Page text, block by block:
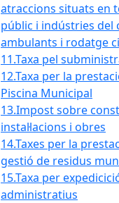
atraccions situats en
públic i indústries del
ambulants i rodatge
11.Taxa pel
12.Taxa per la
Piscina Municipal
13.Impost sobre
instal·lacions i obres
14.Taxes per la
gestió de residus
15.Taxa per
administratius